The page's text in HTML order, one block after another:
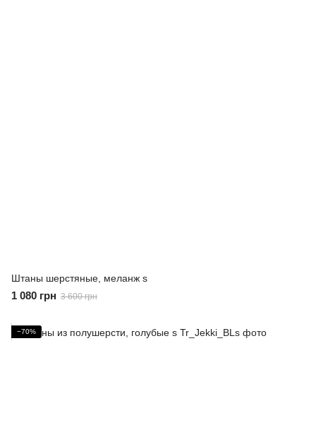
Штаны шерстяные, меланж s
1 080 грн 3 600 грн
−70%